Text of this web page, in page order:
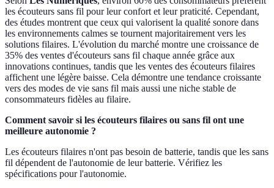
les écouteurs sans fil pour leur confort et leur praticité. Cependant,
des études montrent que ceux qui valorisent la qualité sonore dans
les environnements calmes se tournent majoritairement vers les
solutions filaires. L'évolution du marché montre une croissance de
35% des ventes d'écouteurs sans fil chaque année grâce aux
innovations continues, tandis que les ventes des écouteurs filaires
affichent une légère baisse. Cela démontre une tendance croissante
vers des modes de vie sans fil mais aussi une niche stable de
consommateurs fidèles au filaire.
Comment savoir si les écouteurs filaires ou sans fil ont une
meilleure autonomie ?
Les écouteurs filaires n'ont pas besoin de batterie, tandis que les sans
fil dépendent de l'autonomie de leur batterie. Vérifiez les
spécifications pour l'autonomie.